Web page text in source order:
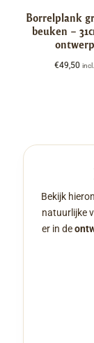
Borrelplank
beuken –
€49,50
Bekijk
natuurlijke
er in de